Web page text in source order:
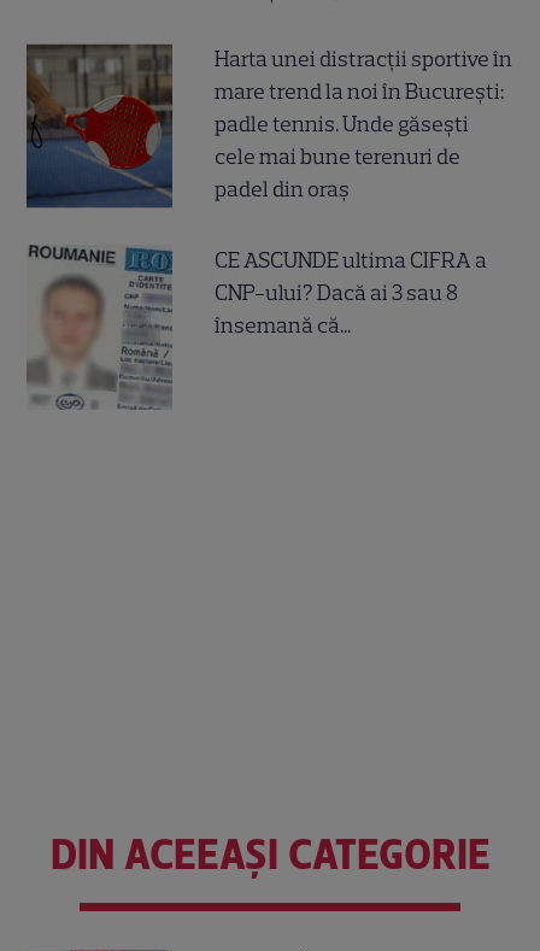
Harta unei distracții sportive în
mare trend la noi în București:
padle tennis. Unde găsești
cele mai bune terenuri de
padel din oraș
CE ASCUNDE ultima CIFRA a
CNP-ului? Dacă ai 3 sau 8
însemană că...
DIN ACEEAȘI CATEGORIE